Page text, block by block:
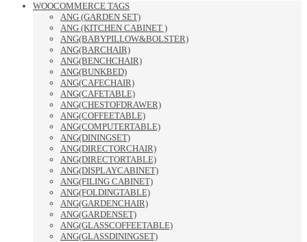
WOOCOMMERCE TAGS
ANG (GARDEN SET)
ANG (KITCHEN CABINET )
ANG(BABYPILLOW&BOLSTER)
ANG(BARCHAIR)
ANG(BENCHCHAIR)
ANG(BUNKBED)
ANG(CAFECHAIR)
ANG(CAFETABLE)
ANG(CHESTOFDRAWER)
ANG(COFFEETABLE)
ANG(COMPUTERTABLE)
ANG(DININGSET)
ANG(DIRECTORCHAIR)
ANG(DIRECTORTABLE)
ANG(DISPLAYCABINET)
ANG(FILING CABINET)
ANG(FOLDINGTABLE)
ANG(GARDENCHAIR)
ANG(GARDENSET)
ANG(GLASSCOFFEETABLE)
ANG(GLASSDININGSET)